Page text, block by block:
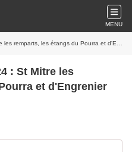
MENU
les étangs du Pourra et d'Engrenier
: St Mitre les
et d'Engrenier